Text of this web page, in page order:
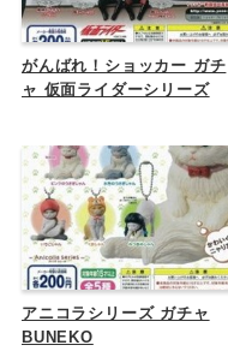
がんばれ！ショッカー ガチ
ャ 仮面ライダーシリーズ
アニコラシリーズ ガチャ
BUNEKO